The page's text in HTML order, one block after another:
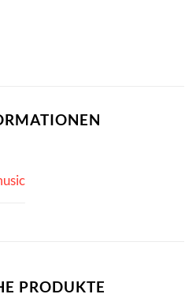
PRODUKTE